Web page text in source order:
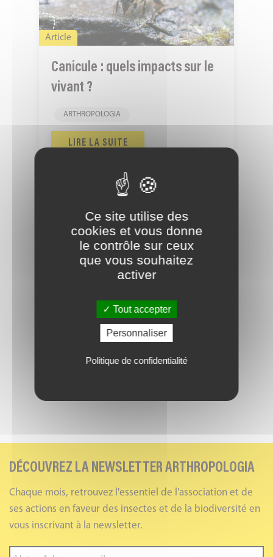
Article
Canicule : quels impacts sur le
vivant ?
ARTHROPOLOGIA
LIRE LA SUITE
sur
le
vivant
2025, une année riche en
LIRE LA SUITE
DÉCOUVREZ LA NEWSLETTER ARTHROPOLOGIA
Chaque mois, retrouvez l'essentiel de l'association et de
ses actions en faveur des insectes et de la biodiversité en
vous inscrivant à la newsletter.
Ce site utilise des
cookies et vous donne
le contrôle sur ceux
que vous souhaitez
activer
Tout accepter
Personnaliser
Politique de confidentialité